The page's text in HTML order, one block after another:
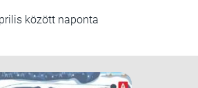
között naponta